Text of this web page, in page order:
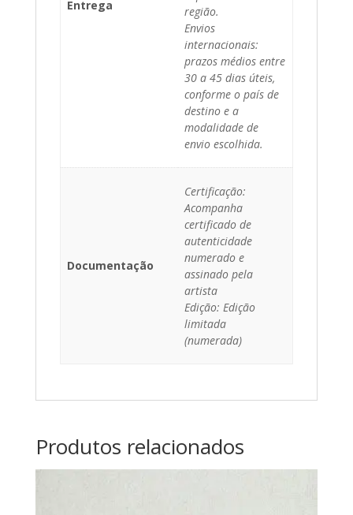
Entrega
região.
Envios
internacionais:
prazos médios entre
30 a 45 dias úteis,
conforme o país de
destino e a
modalidade de
envio escolhida.
Documentação
Certificação:
Acompanha
certificado de
autenticidade
numerado e
assinado pela
artista
Edição: Edição
limitada
(numerada)
Produtos relacionados